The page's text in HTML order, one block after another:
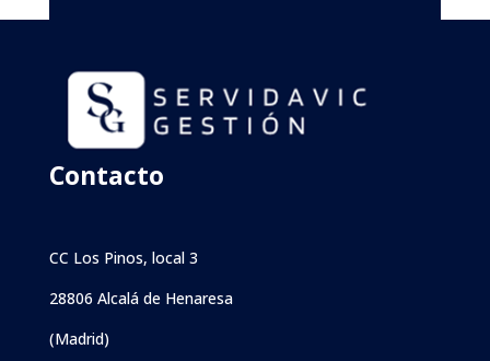
Contacto
CC Los Pinos, local 3
28806 Alcalá de Henaresa
(Madrid)